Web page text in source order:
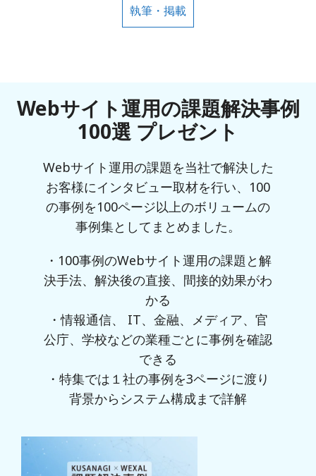
執筆・掲載
Webサイト運用の課題解決事例
100選 プレゼント
Webサイト運用の課題を当社で解決した
お客様にインタビュー取材を行い、100
の事例を100ページ以上のボリュームの
事例集としてまとめました。
・100事例のWebサイト運用の課題と解
決手法、解決後の直接、間接的効果がわ
かる
・情報通信、 IT、金融、メディア、官
公庁、学校などの業種ごとに事例を確認
できる
・特集では１社の事例を3ページに渡り
背景からシステム構成まで詳解